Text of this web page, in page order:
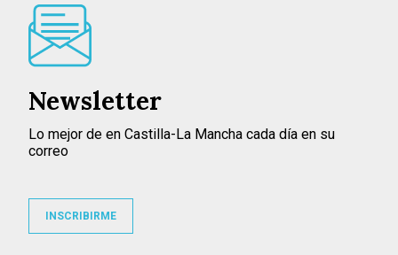
Newsletter
Lo mejor de en Castilla-La Mancha cada día en su
correo
INSCRIBIRME